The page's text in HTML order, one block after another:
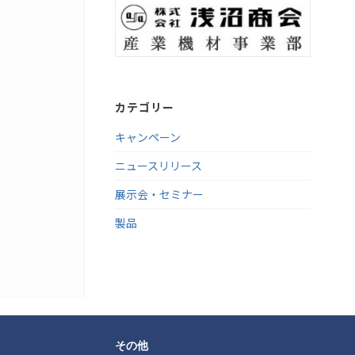
カテゴリー
キャンペーン
ニュースリリース
展示会・セミナー
製品
その他